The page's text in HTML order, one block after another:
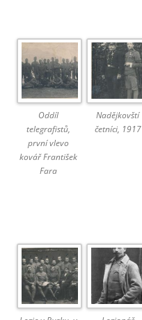
Oddíl
telegrafistů,
první vlevo
kovář František
Fara
Nadějkovští
četníci, 1917